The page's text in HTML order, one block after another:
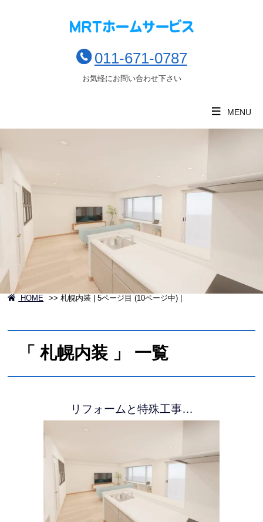
011-671-0787
お気軽にお問い合わせ下さい
MENU
HOME >>札幌内装 | 5ページ目 (10ページ中) |
「 札幌内装 」 一覧
リフォームと特殊工事…